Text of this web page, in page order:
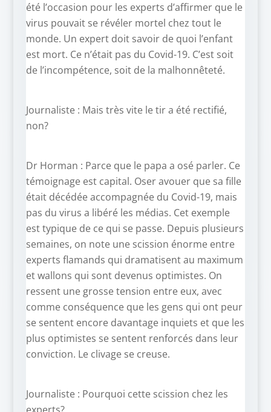
été l’occasion pour les experts d’affirmer que le
virus pouvait se révéler mortel chez tout le
monde. Un expert doit savoir de quoi l’enfant
est mort. Ce n’était pas du Covid-19. C’est soit
de l’incompétence, soit de la malhonnêteté.
Journaliste : Mais très vite le tir a été rectifié,
non?
Dr Horman : Parce que le papa a osé parler. Ce
témoignage est capital. Oser avouer que sa fille
était décédée accompagnée du Covid-19, mais
pas du virus a libéré les médias. Cet exemple
est typique de ce qui se passe. Depuis plusieurs
semaines, on note une scission énorme entre
experts flamands qui dramatisent au maximum
et wallons qui sont devenus optimistes. On
ressent une grosse tension entre eux, avec
comme conséquence que les gens qui ont peur
se sentent encore davantage inquiets et que les
plus optimistes se sentent renforcés dans leur
conviction. Le clivage se creuse.
Journaliste : Pourquoi cette scission chez les